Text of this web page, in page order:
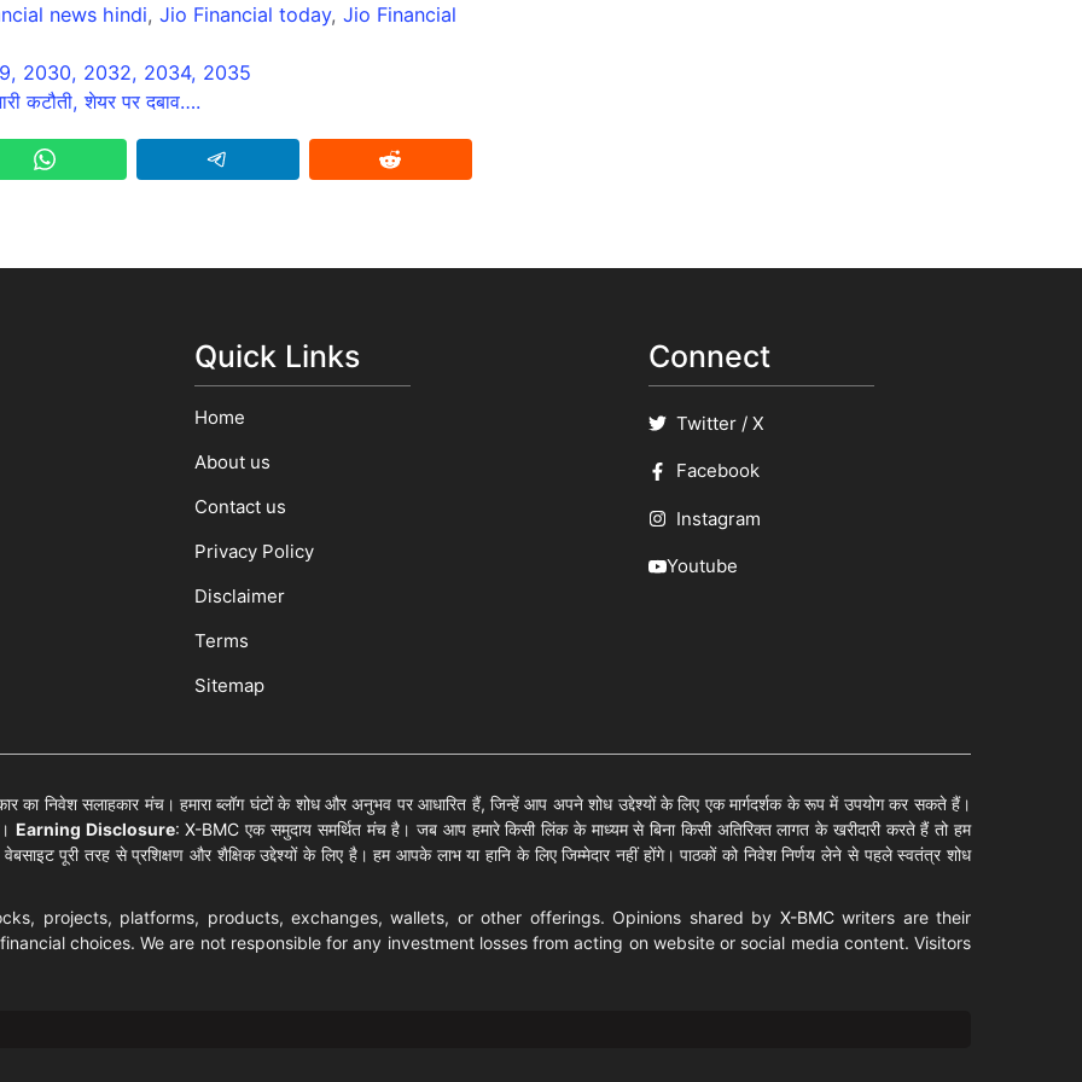
news hindi, Jio Financial today, Jio Financial
2030, 2032, 2034, 2035
कटौती, शेयर पर दबाव….
Quick Links
Home
About us
Contact us
Privacy Policy
Disclaimer
Terms
Sitemap
Connect
Twitter / X
Facebook
Instagram
Youtube
का निवेश सलाहकार मंच। हमारा ब्लॉग घंटों के शोध और अनुभव पर आधारित हैं, जिन्हें आप अपने शोध उद्देश्यों के लिए एक मार्गदर्शक के रूप में उपयोग कर सकते हैं।
Earning Disclosure:X-BMC एक समुदाय समर्थित मंच है। जब आप हमारे किसी लिंक के माध्यम से बिना किसी अतिरिक्त लागत के खरीदारी करते हैं तो हम
पूरी तरह से प्रशिक्षण और शैक्षिक उद्देश्यों के लिए है। हम आपके लाभ या हानि के लिए जिम्मेदार नहीं होंगे। पाठकों को निवेश निर्णय लेने से पहले स्वतंत्र शोध
projects, platforms, products, exchanges, wallets, or other offerings. Opinions shared by X-BMCwriters are their
choices. We are not responsible for any investment losses from acting on website or social media content. Visitors